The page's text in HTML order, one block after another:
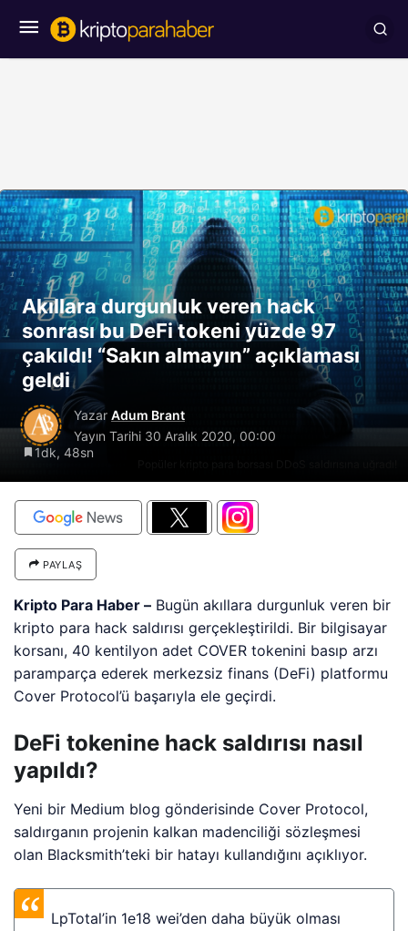
Akıllara durgunluk veren hack
sonrası bu DeFi tokeni yüzde 97
çakıldı! “Sakın almayın” açıklaması
geldi
Yazar Adum Brant
Yayın Tarihi 30 Aralık 2020, 00:00
1dk, 48sn
PAYLAŞ
Kripto Para Haber – Bugün akıllara durgunluk veren bir
kripto para hack saldırısı gerçekleştirildi. Bir bilgisayar
korsanı, 40 kentilyon adet COVER tokenini basıp arzı
paramparça ederek merkezsiz finans (DeFi) platformu
Cover Protocol’ü başarıyla ele geçirdi.
DeFi tokenine hack saldırısı nasıl
yapıldı?
Yeni bir Medium blog gönderisinde Cover Protocol,
saldırganın projenin kalkan madenciliği sözleşmesi
olan Blacksmith’teki bir hatayı kullandığını açıklıyor.
LpTotal’in 1e18 wei’den daha büyük olması